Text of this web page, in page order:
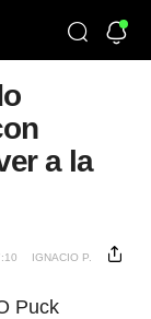
a la
IGNACIO P.
Puck